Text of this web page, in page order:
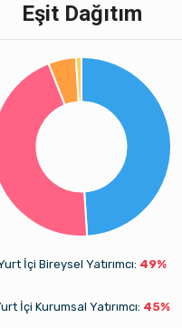
Eşit Dağıtım
İçi Bireysel Yatırımcı: 49%
İçi Kurumsal Yatırımcı: 45%